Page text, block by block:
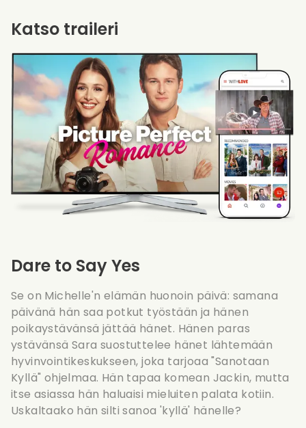
Dare to Say Yes
Se on Michelle'n elämän huonoin päivä: samana
päivänä hän saa potkut työstään ja hänen
poikaystävänsä jättää hänet. Hänen paras
ystävänsä Sara suostuttelee hänet lähtemään
hyvinvointikeskukseen, joka tarjoaa "Sanotaan
Kyllä" ohjelmaa. Hän tapaa komean Jackin, mutta
itse asiassa hän haluaisi mieluiten palata kotiin.
Uskaltaako hän silti sanoa 'kyllä' hänelle?
Katso traileri